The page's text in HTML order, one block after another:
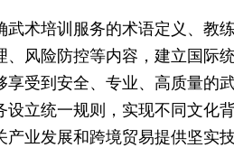
武术培训服务的术语定义、教
、风险防控等内容，建立国际
享受到安全、专业、高质量的
设立统一规则，实现不同文化
产业发展和跨境贸易提供坚实